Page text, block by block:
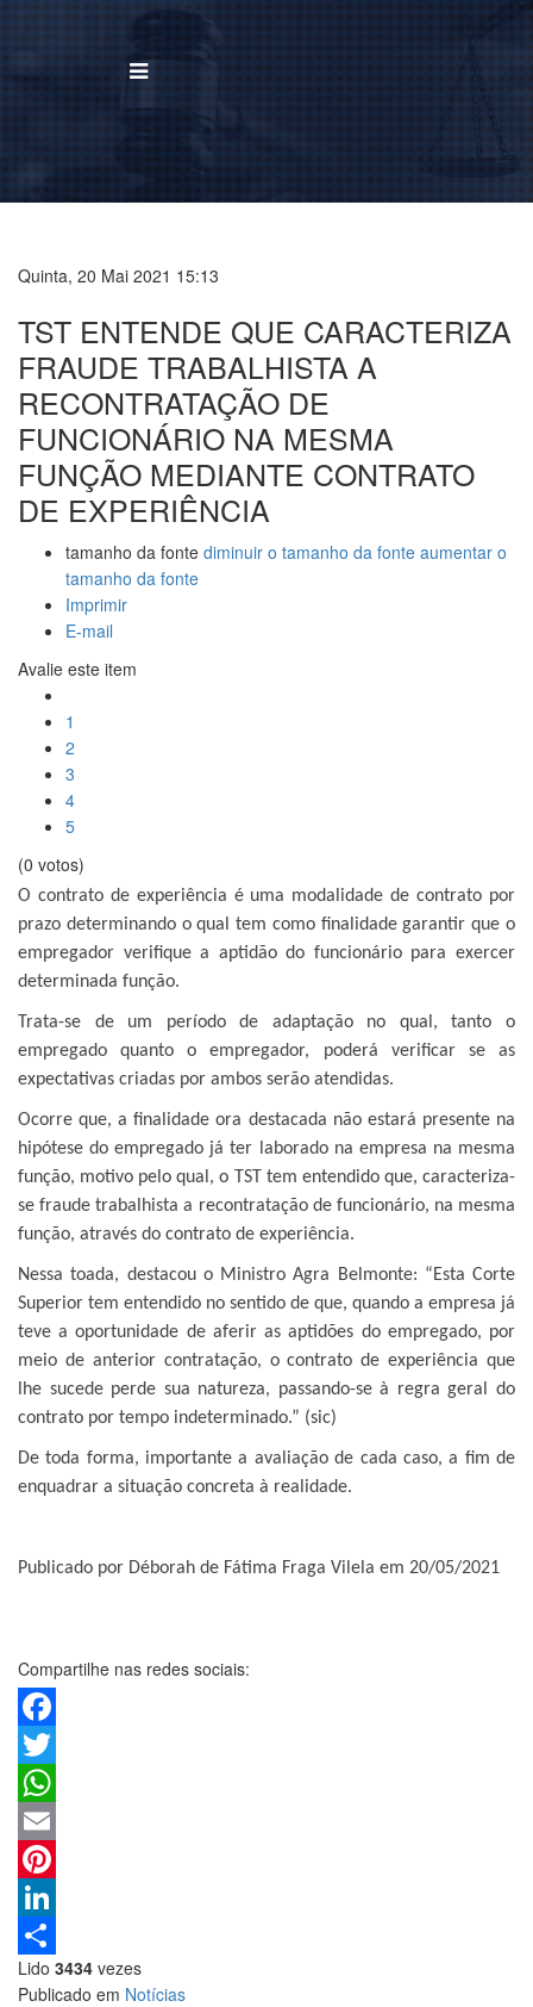
Quinta, 20 Mai 2021 15:13
TST ENTENDE QUE CARACTERIZA
FRAUDE TRABALHISTA A
RECONTRATAÇÃO DE
FUNCIONÁRIO NA MESMA
FUNÇÃO MEDIANTE CONTRATO
DE EXPERIÊNCIA
tamanho da fonte diminuir o tamanho da fonte aumentar o
tamanho da fonte
Imprimir
E-mail
Avalie este item
1
2
3
4
5
(0 votos)
O contrato de experiência é uma modalidade de contrato por
prazo determinando o qual tem como finalidade garantir que o
empregador verifique a aptidão do funcionário para exercer
determinada função.
Trata-se de um período de adaptação no qual, tanto o
empregado quanto o empregador, poderá verificar se as
expectativas criadas por ambos serão atendidas.
Ocorre que, a finalidade ora destacada não estará presente na
hipótese do empregado já ter laborado na empresa na mesma
função, motivo pelo qual, o TST tem entendido que, caracteriza-
se fraude trabalhista a recontratação de funcionário, na mesma
função, através do contrato de experiência.
Nessa toada, destacou o Ministro Agra Belmonte: “Esta Corte
Superior tem entendido no sentido de que, quando a empresa já
teve a oportunidade de aferir as aptidões do empregado, por
meio de anterior contratação, o contrato de experiência que
lhe sucede perde sua natureza, passando-se à regra geral do
contrato por tempo indeterminado.” (sic)
De toda forma, importante a avaliação de cada caso, a fim de
enquadrar a situação concreta à realidade.
Publicado por Déborah de Fátima Fraga Vilela em 20/05/2021
Compartilhe nas redes sociais:
Facebook
Twitter
WhatsApp
Email
Pinterest
LinkedIn
Share
Lido 3434 vezes
Publicado em Notícias
BUSCAR
Institucional
Área de Atuação
Treinamentos
Notícias
Trabalhe Conosco